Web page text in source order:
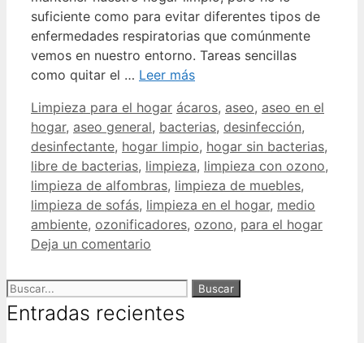
suficiente como para evitar diferentes tipos de
enfermedades respiratorias que comúnmente
vemos en nuestro entorno. Tareas sencillas
como quitar el … Leer más
Limpieza para el hogar ácaros, aseo, aseo en el
hogar, aseo general, bacterias, desinfección,
desinfectante, hogar limpio, hogar sin bacterias,
libre de bacterias, limpieza, limpieza con ozono,
limpieza de alfombras, limpieza de muebles,
limpieza de sofás, limpieza en el hogar, medio
ambiente, ozonificadores, ozono, para el hogar
Deja un comentario
Entradas recientes